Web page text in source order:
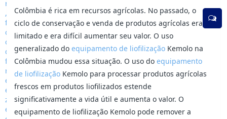
Colômbia é rica em recursos agrícolas. No passado, o
ciclo de conservação e venda de produtos agrícolas era
limitado e era difícil aumentar seu valor. O uso
generalizado doequipamento de liofilização Kemolo na
Colômbia mudou essa situação. O uso doequipamento
de liofilização Kemolo para processar produtos agrícolas
frescos em produtos liofilizados estende
significativamente a vida útil e aumenta o valor. O
equipamento de liofilização Kemolo pode remover a